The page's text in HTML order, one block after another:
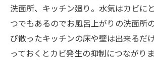
洗面所、キッチン廻り。水気はカビに
つでもあるのでお風呂上がりの洗面所
び散ったキッチンの床や壁は出来るだ
っておくとカビ発生の抑制につながり